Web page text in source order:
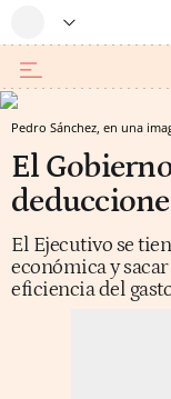
Pedro Sánchez, en una
El
El Ejecutivo se
económica y
eficiencia del